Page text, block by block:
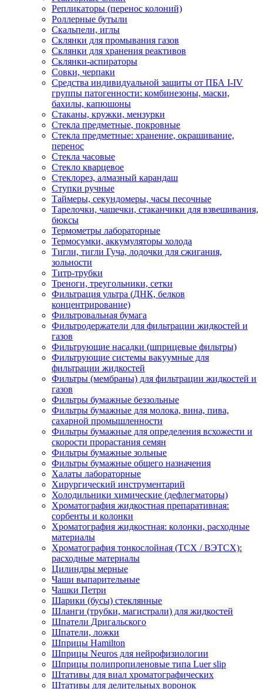
Репликаторы (перенос колоний)
Роллерные бутыли
Скальпели, иглы
Склянки для промывания газов
Склянки для хранения реактивов
Склянки-аспираторы
Совки, черпаки
Средства индивидуальной защиты от ПБА I-IV
группы патогенности: комбинезоны, маски,
бахилы, капюшоны
Стаканы, кружки, мензурки
Стекла предметные, покровные
Стекла предметные: хранение, окрашивание,
перенос
Стекла часовые
Стекло кварцевое
Стеклорез, алмазный карандаш
Ступки ручные
Таймеры, секундомеры, часы песочные
Тарелочки, чашечки, стаканчики для взвешивания,
бюксы
Термометры лабораторные
Термосумки, аккумуляторы холода
Тигли, тигли Гуча, лодочки для сжигания,
зольности
Титр-трубки
Треноги, треугольники, сетки
Фильтрация ультра (ДНК, белков
концентрирование)
Фильтровальная бумага
Фильтродержатели для фильтрации жидкостей и
газов
Фильтрующие насадки (шприцевые фильтры)
Фильтрующие системы вакуумные для
фильтрации жидкостей
Фильтры (мембраны) для фильтрации жидкостей и
газов
Фильтры бумажные беззольные
Фильтры бумажные для молока, вина, пива,
сахарной промышленности
Фильтры бумажные для определения всхожести и
скорости прорастания семян
Фильтры бумажные зольные
Фильтры бумажные общего назначения
Халаты лабораторные
Хирургический инструментарий
Холодильники химические (дефлегматоры)
Хроматография жидкостная препаративная:
сорбенты и колонки
Хроматография жидкостная: колонки, расходные
материалы
Хроматография тонкослойная (ТСХ / ВЭТСХ):
расходные материалы
Цилиндры мерные
Чаши выпарительные
Чашки Петри
Шарики (бусы) стеклянные
Шланги (трубки, магистрали) для жидкостей
Шпатели Дригальского
Шпатели, ложки
Шприцы Hamilton
Шприцы Neuros для нейрофизиологии
Шприцы полипропиленовые типа Luer slip
Штативы для виал хроматографических
Штативы для делительных воронок